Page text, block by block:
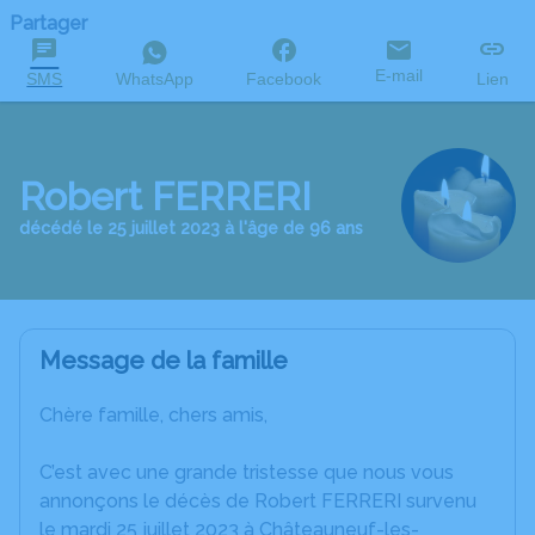
Partager
SMS WhatsApp Facebook E-mail Lien
Robert FERRERI
décédé le 25 juillet 2023 à l'âge de 96 ans
Message de la famille
Chère famille, chers amis,
C’est avec une grande tristesse que nous vous
annonçons le décès de Robert FERRERI survenu
le mardi 25 juillet 2023 à Châteauneuf-les-